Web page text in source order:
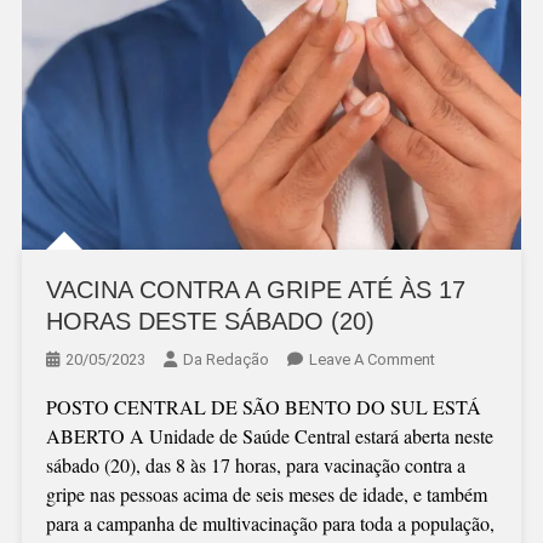
VACINA CONTRA A GRIPE ATÉ ÀS 17
HORAS DESTE SÁBADO (20)
20/05/2023 Da Redação Leave A CommentOn
CONTRA
A
GRIPE
ATÉ
ÀS
POSTO CENTRAL DE SÃO BENTO DO SUL ESTÁ
ABERTO A Unidade de Saúde Central estará aberta neste
sábado (20), das 8 às 17 horas, para vacinação contra a
gripe nas pessoas acima de seis meses de idade, e também
para a campanha de multivacinação para toda a população,